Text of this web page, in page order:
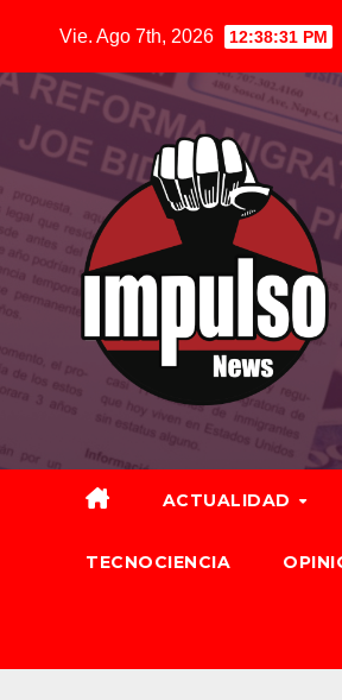
contenido
Vie. Ago 7th, 2026 12:38:32 PM
ACTUALIDAD
TECNOCIENCIA